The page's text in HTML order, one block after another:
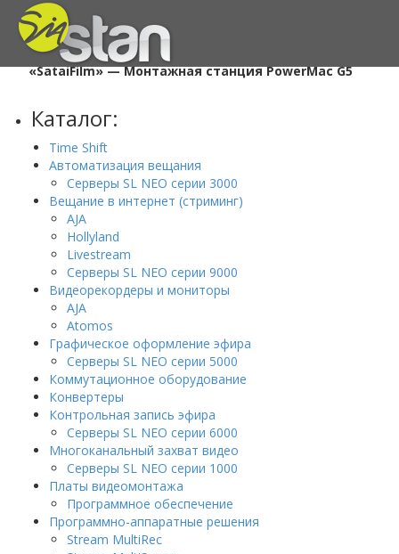
Главная / Проекты
«SataiFilm» — Монтажная станция PowerMac G5
Каталог:
Time Shift
Автоматизация вещания
Серверы SL NEO серии 3000
Вещание в интернет (стриминг)
AJA
Hollyland
Livestream
Серверы SL NEO серии 9000
Видеорекордеры и мониторы
AJA
Atomos
Графическое оформление эфира
Серверы SL NEO серии 5000
Коммутационное оборудование
Конвертеры
Контрольная запись эфира
Серверы SL NEO серии 6000
Многоканальный захват видео
Серверы SL NEO серии 1000
Платы видеомонтажа
Программное обеспечение
Программно-аппаратные решения
Stream MultiRec